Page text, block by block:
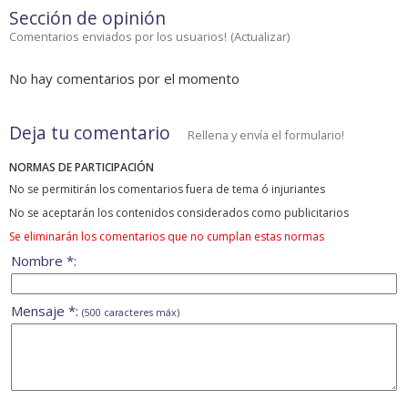
Sección de opinión
Comentarios enviados por los usuarios! (Actualizar)
No hay comentarios por el momento
Deja tu comentario Rellena y envía el formulario!
NORMAS DE PARTICIPACIÓN
No se permitirán los comentarios fuera de tema ó injuriantes
No se aceptarán los contenidos considerados como publicitarios
Se eliminarán los comentarios que no cumplan estas normas
Nombre *:
Mensaje *: (500 caracteres máx)